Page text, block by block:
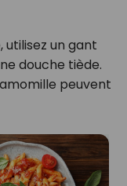
utilisez un gant
douche tiède.
peuvent